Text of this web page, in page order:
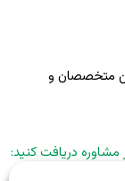
متخصصان و
مشاوره دریافت کنید: